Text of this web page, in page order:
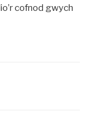
cofnod gwych